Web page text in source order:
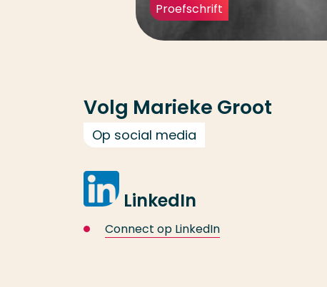
Proefschrift
Volg Marieke Groot
Op social media
LinkedIn
Connect op LinkedIn